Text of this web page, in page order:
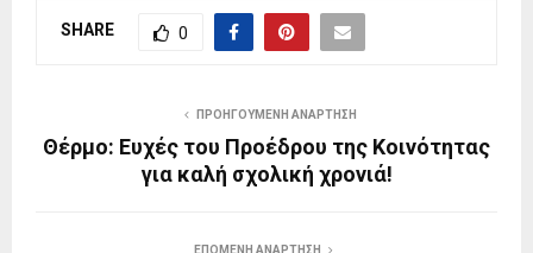
SHARE 0
ΠΡΟΗΓΟΎΜΕΝΗ ΑΝΆΡΤΗΣΗ
Θέρμο: Ευχές του Προέδρου της Κοινότητας
για καλή σχολική χρονιά!
ΕΠΌΜΕΝΗ ΑΝΆΡΤΗΣΗ